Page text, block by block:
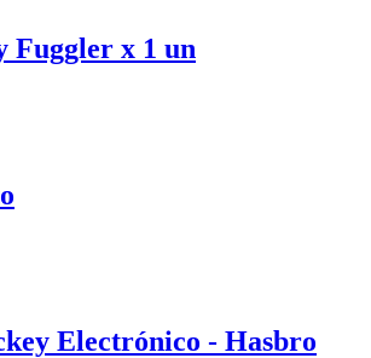
Fuggler x 1 un
Electrónico - Hasbro